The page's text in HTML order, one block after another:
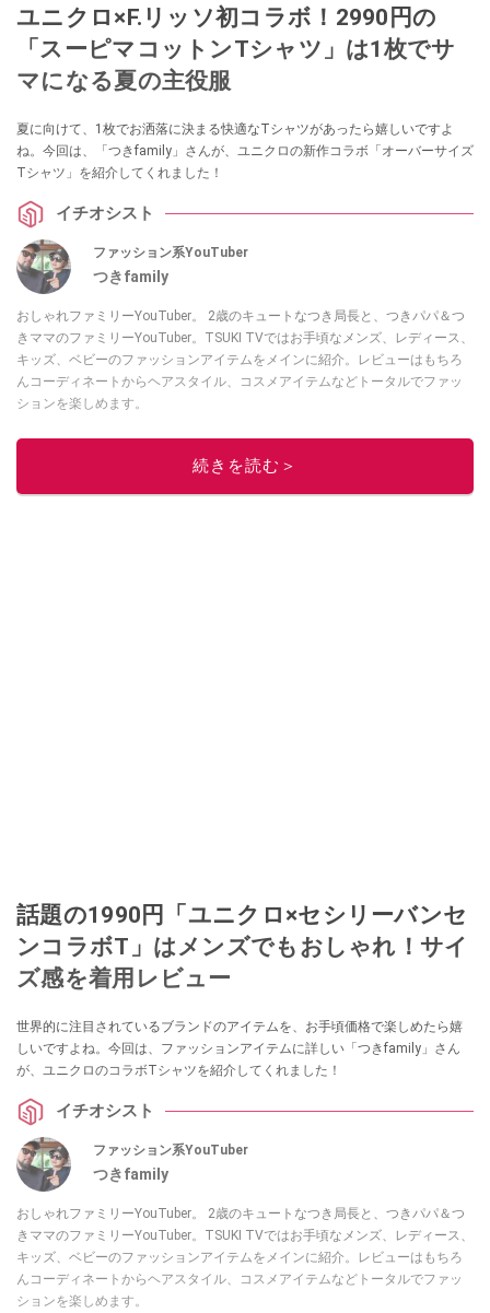
ユニクロ×F.リッソ初コラボ！2990円の
「スーピマコットンTシャツ」は1枚でサ
マになる夏の主役服
夏に向けて、1枚でお洒落に決まる快適なTシャツがあったら嬉しいですよ
ね。今回は、「つきfamily」さんが、ユニクロの新作コラボ「オーバーサイズ
Tシャツ」を紹介してくれました！
イチオシスト
ファッション系YouTuber
つきfamily
おしゃれファミリーYouTuber。 2歳のキュートなつき局長と、つきパパ＆つ
きママのファミリーYouTuber。TSUKI TVではお手頃なメンズ、レディース、
キッズ、ベビーのファッションアイテムをメインに紹介。レビューはもちろ
んコーディネートからヘアスタイル、コスメアイテムなどトータルでファッ
ションを楽しめます。
このイチオシストの他の記事を読む
続きを読む＞
話題の1990円「ユニクロ×セシリーバンセ
ンコラボT」はメンズでもおしゃれ！サイ
ズ感を着用レビュー
世界的に注目されているブランドのアイテムを、お手頃価格で楽しめたら嬉
しいですよね。今回は、ファッションアイテムに詳しい「つきfamily」さん
が、ユニクロのコラボTシャツを紹介してくれました！
イチオシスト
ファッション系YouTuber
つきfamily
おしゃれファミリーYouTuber。 2歳のキュートなつき局長と、つきパパ＆つ
きママのファミリーYouTuber。TSUKI TVではお手頃なメンズ、レディース、
キッズ、ベビーのファッションアイテムをメインに紹介。レビューはもちろ
んコーディネートからヘアスタイル、コスメアイテムなどトータルでファッ
ションを楽しめます。